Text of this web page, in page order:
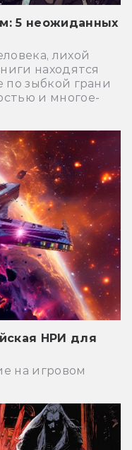
5 неожиданных
лихой
находятся
по зыбкой грани
и многое-
НРИ для
на игровом